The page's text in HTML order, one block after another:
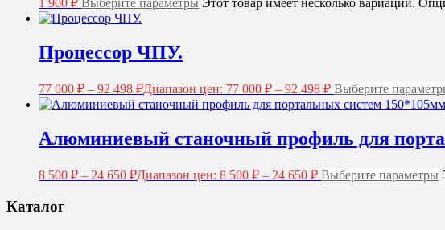
1 900 ₽ Выберите параметры Этот товар имеет несколько вариаций.
Процессор ЧПУ.
77 000 ₽ – 92 498 ₽Диапазон цен: 77 000 ₽ – 92 498 ₽ Выберите
Алюминиевый станочный профиль для
8 500 ₽ – 24 650 ₽Диапазон цен: 8 500 ₽ – 24 650 ₽ Выберите параметры
Каталог